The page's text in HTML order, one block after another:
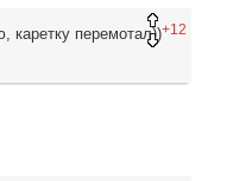
+12
каретку перемотал))